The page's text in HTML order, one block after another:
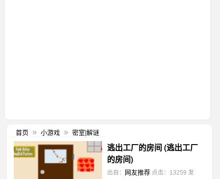
首页 » 小游戏 » 密室|解谜
逃出工厂的房间 (逃出工厂
的房间)
出自： 网友推荐 点击：13259 发